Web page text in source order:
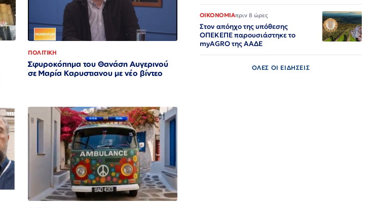
ΠΟΛΙΤΙΚΗ
Σφυροκόπημα του Θανάση Αυγερινού
σε Μαρία Καρυστιανου με νέο βίντεο
ΟΙΚΟΝΟΜΙΑπριν 8 ώρες
Στον απόηχο της υπόθεσης
ΟΠΕΚΕΠΕ παρουσιάστηκε το
myAGRO της ΑΑΔΕ
ΟΛΕΣ ΟΙ ΕΙΔΗΣΕΙΣ